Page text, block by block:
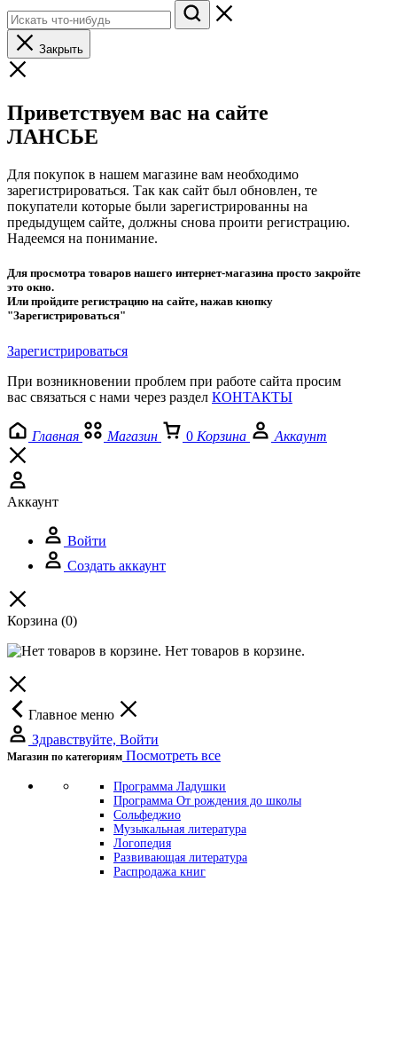
Закрыть
Приветствуем вас на сайте
ЛАНСЬЕ
Для покупок в нашем магазине вам необходимо
зарегистрироваться. Так как сайт был обновлен, те
покупатели которые были зарегистрированны на
предыдущем сайте, должны снова проити регистрацию.
Надеемся на понимание.
Для просмотра товаров нашего интернет-магазина просто закройте
это окно.
Или пройдите регистрацию на сайте, нажав кнопку
"Зарегистрироваться"
Зарегистрироваться
При возникновении проблем при работе сайта просим
вас связаться с нами через раздел КОНТАКТЫ
Главная Магазин 0 Корзина Аккаунт
Аккаунт
Войти
Создать аккаунт
Корзина (0)
Нет товаров в корзине.
Главное меню
Здравствуйте, Войти
Магазин по категориям Посмотреть все
Программа Ладушки
Программа От рождения до школы
Сольфеджио
Музыкальная литература
Логопедия
Развивающая литература
Распродажа книг